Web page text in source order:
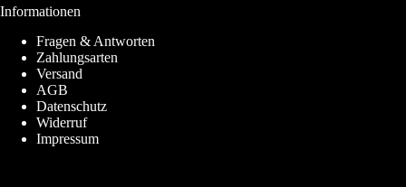
Informationen
Fragen & Antworten
Zahlungsarten
Versand
AGB
Datenschutz
Widerruf
Impressum